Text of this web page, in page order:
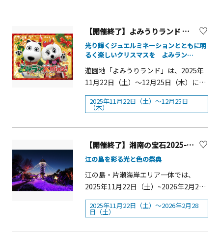
【開催終了】よみうりランド クリスマスイベント「よみランXmas!2025～HAPPY HOP～」
光り輝くジュエルミネーションとともに明
るく楽しいクリスマスを よみラン
遊園地「よみうりランド」は、2025年
11月22日（土）～12月25日（木）にク
リスマスイベント「よみラン
Xmas!2025～HAPPY HOP～」を開催し
ョンの噴水ショーやワークショップな
どを実施します。12月の特定日には、
ター「グッド＆ラッキー」とダンサー
によるクリスマス限定のダンスショー
を開催。また12月8日(月)～25日(木)は
対象アトラクションに乗車してスタン
プを集めると、クリスマスアートカー
2025年11月22日（土）～12月25日
（木）
【開催終了】湘南の宝石2025-2026【藤沢市】
江の島を彩る光と色の祭典
江の島・片瀬海岸エリア一体では、
2025年11月22日（土）~2026年2月28
日（土）の期間、江の島を彩る光と色
の祭典、「湘南の宝石2025-2026」が
体となった透明感あふれる宝石のよう
2025年11月22日（土）～2026年2月28
日（土）